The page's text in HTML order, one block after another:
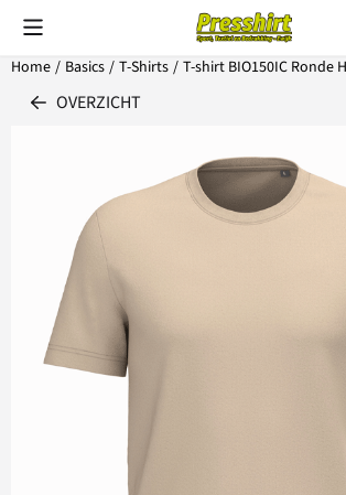
Cookievoorkeuren zijn beschikbaar. Kies
Home / Basics / T-Shirts / T-shirt BIO150IC Ronde
OVERZICHT